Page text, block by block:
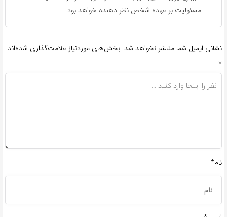
مسئولیت بر عهده شخص نظر دهنده خواهد بود.
نشانی ایمیل شما منتشر نخواهد شد. بخش‌های موردنیاز علامت‌گذاری شده‌اند
*
نام*